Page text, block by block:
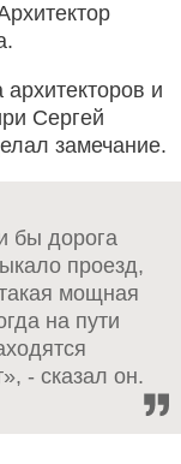
и
Сергей
замечание.
бы дорога
проезд,
мощная
на пути
- сказал он.